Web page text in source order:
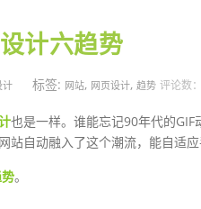
计六趋势
计 标签: 网站, 网页设计, 趋势 评论数：
也是一样。谁能忘记90年代的
站自动融入了这个潮流，能自适
。